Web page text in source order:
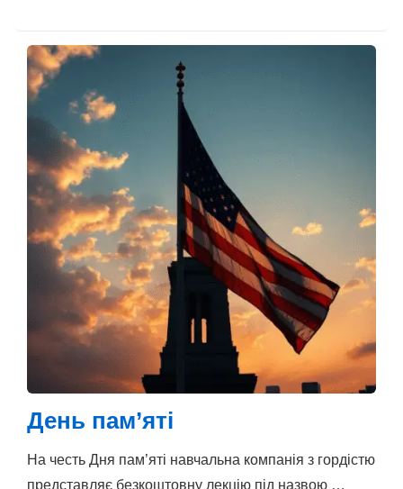
День пам’яті
На честь Дня пам’яті навчальна компанія з гордістю
представляє безкоштовну лекцію під назвою …